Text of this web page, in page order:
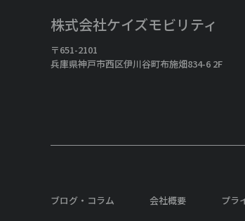
株式会社ケイズモビリティ
〒651-2101
兵庫県神戸市西区伊川谷町布施畑834-6 2F
ブログ・コラム 会社概要 プラ